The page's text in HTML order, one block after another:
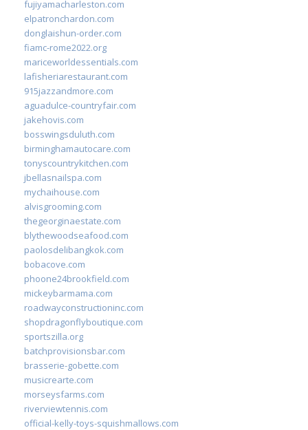
fujiyamacharleston.com
elpatronchardon.com
donglaishun-order.com
fiamc-rome2022.org
mariceworldessentials.com
lafisheriarestaurant.com
915jazzandmore.com
aguadulce-countryfair.com
jakehovis.com
bosswingsduluth.com
birminghamautocare.com
tonyscountrykitchen.com
jbellasnailspa.com
mychaihouse.com
alvisgrooming.com
thegeorginaestate.com
blythewoodseafood.com
paolosdelibangkok.com
bobacove.com
phoone24brookfield.com
mickeybarmama.com
roadwayconstructioninc.com
shopdragonflyboutique.com
sportszilla.org
batchprovisionsbar.com
brasserie-gobette.com
musicrearte.com
morseysfarms.com
riverviewtennis.com
official-kelly-toys-squishmallows.com